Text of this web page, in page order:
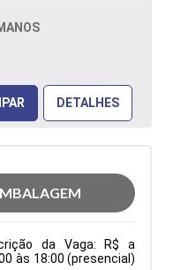
Acadêmica:
DETALHES
da Vaga: R$ a
às 18:00 (presencial)